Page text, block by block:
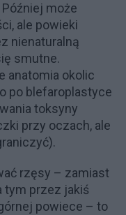
może
ale powieki
nienaturalną
smutne.
anatomia okolic
po blefaroplastyce
toksyny
przy oczach, ale
rzęsy – zamiast
tym przez jakiś
powiece – to